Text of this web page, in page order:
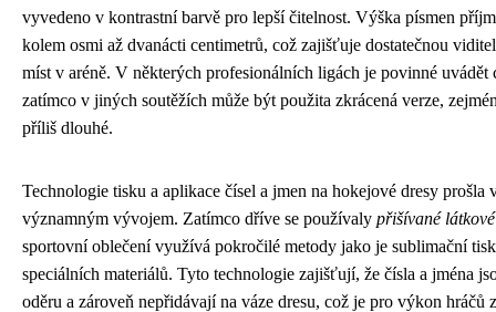
vyvedeno v kontrastní barvě pro lepší čitelnost. Výška písmen
kolem osmi až dvanácti centimetrů, což zajišťuje dostatečnou
míst v aréně. V některých profesionálních ligách je povinné uvádět
zatímco v jiných soutěžích může být použita zkrácená verze,
příliš dlouhé.
Technologie tisku a aplikace čísel a jmen na hokejové dresy prošla
významným vývojem. Zatímco dříve se používaly přišívané
sportovní oblečení využívá pokročilé metody jako je sublimační
speciálních materiálů. Tyto technologie zajišťují, že čísla a jména
oděru a zároveň nepřidávají na váze dresu, což je pro výkon hráčů